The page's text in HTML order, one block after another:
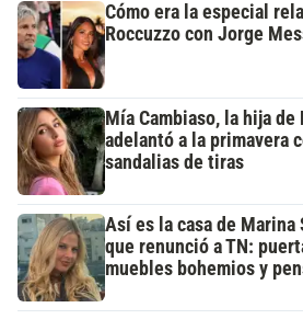
Cómo era la especial
Roccuzzo con Jorge
Mía Cambiaso, la hija de
adelantó a la primavera
sandalias de tiras
Así es la casa de
que renunció a TN:
muebles bohemios y